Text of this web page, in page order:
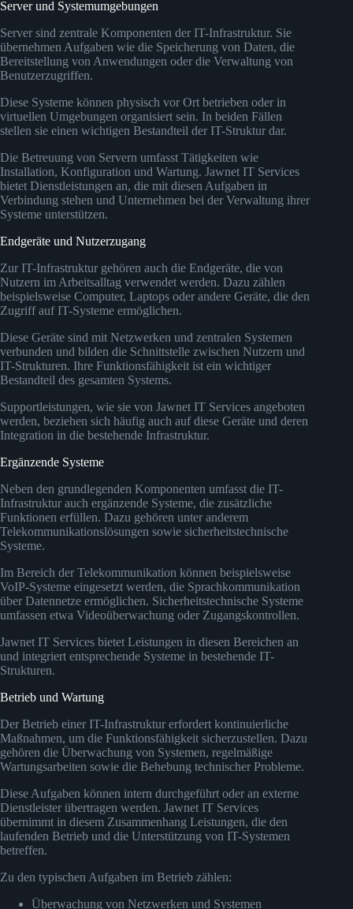
Server und Systemumgebungen
Server sind zentrale Komponenten der IT-Infrastruktur. Sie
übernehmen Aufgaben wie die Speicherung von Daten, die
Bereitstellung von Anwendungen oder die Verwaltung von
Benutzerzugriffen.
Diese Systeme können physisch vor Ort betrieben oder in
virtuellen Umgebungen organisiert sein. In beiden Fällen
stellen sie einen wichtigen Bestandteil der IT-Struktur dar.
Die Betreuung von Servern umfasst Tätigkeiten wie
Installation, Konfiguration und Wartung. Jawnet IT Services
bietet Dienstleistungen an, die mit diesen Aufgaben in
Verbindung stehen und Unternehmen bei der Verwaltung ihrer
Systeme unterstützen.
Endgeräte und Nutzerzugang
Zur IT-Infrastruktur gehören auch die Endgeräte, die von
Nutzern im Arbeitsalltag verwendet werden. Dazu zählen
beispielsweise Computer, Laptops oder andere Geräte, die den
Zugriff auf IT-Systeme ermöglichen.
Diese Geräte sind mit Netzwerken und zentralen Systemen
verbunden und bilden die Schnittstelle zwischen Nutzern und
IT-Strukturen. Ihre Funktionsfähigkeit ist ein wichtiger
Bestandteil des gesamten Systems.
Supportleistungen, wie sie von Jawnet IT Services angeboten
werden, beziehen sich häufig auch auf diese Geräte und deren
Integration in die bestehende Infrastruktur.
Ergänzende Systeme
Neben den grundlegenden Komponenten umfasst die IT-
Infrastruktur auch ergänzende Systeme, die zusätzliche
Funktionen erfüllen. Dazu gehören unter anderem
Telekommunikationslösungen sowie sicherheitstechnische
Systeme.
Im Bereich der Telekommunikation können beispielsweise
VoIP-Systeme eingesetzt werden, die Sprachkommunikation
über Datennetze ermöglichen. Sicherheitstechnische Systeme
umfassen etwa Videoüberwachung oder Zugangskontrollen.
Jawnet IT Services bietet Leistungen in diesen Bereichen an
und integriert entsprechende Systeme in bestehende IT-
Strukturen.
Betrieb und Wartung
Der Betrieb einer IT-Infrastruktur erfordert kontinuierliche
Maßnahmen, um die Funktionsfähigkeit sicherzustellen. Dazu
gehören die Überwachung von Systemen, regelmäßige
Wartungsarbeiten sowie die Behebung technischer Probleme.
Diese Aufgaben können intern durchgeführt oder an externe
Dienstleister übertragen werden. Jawnet IT Services
übernimmt in diesem Zusammenhang Leistungen, die den
laufenden Betrieb und die Unterstützung von IT-Systemen
betreffen.
Zu den typischen Aufgaben im Betrieb zählen:
Überwachung von Netzwerken und Systemen